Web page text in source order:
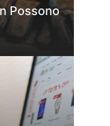
Possono